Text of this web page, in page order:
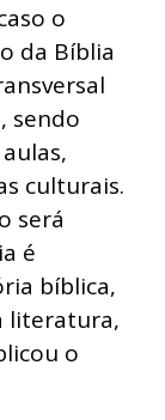
o
da Bíblia
sendo
culturais.
será
é
bíblica,
literatura,
o